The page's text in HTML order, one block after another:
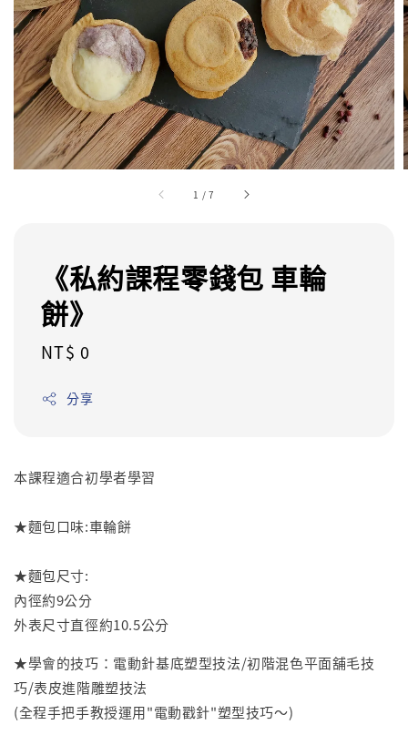
1 /7
《私約課程零錢包 車輪
餅》
Regular
NT$ 0
分享
本課程適合初學者學習
★麵包口味:車輪餅
★麵包尺寸:
內徑約9公分
外表尺寸直徑約10.5公分
★學會的技巧：電動針基底塑型技法/初階混色平面舖毛技
巧/表皮進階雕塑技法
(全程手把手教授運用"電動戳針"塑型技巧～)